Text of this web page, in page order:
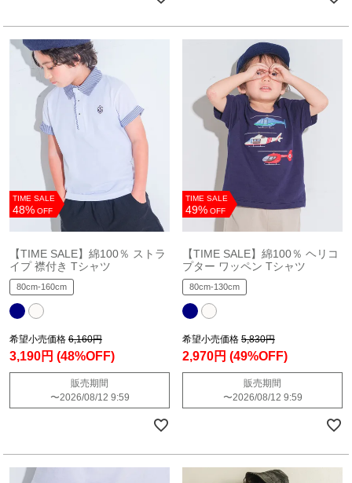
TIME SALE
48% OFF
【TIME SALE】綿100％ ストラ
イプ 襟付き Tシャツ
80cm-160cm
希望小売価格 6,160円
3,190円 (48%OFF)
販売期間
〜2026/08/12 9:59
TIME SALE
49% OFF
【TIME SALE】綿100％ ヘリコ
プター ワッペン Tシャツ
80cm-130cm
希望小売価格 5,830円
2,970円 (49%OFF)
販売期間
〜2026/08/12 9:59